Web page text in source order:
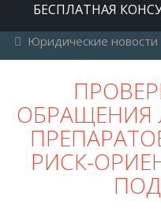
БЕСПЛАТНАЯ
Юридические новости
ОБРАЩЕНИЯ
РИСК-
Автомобильное право
Авторское право
Административное